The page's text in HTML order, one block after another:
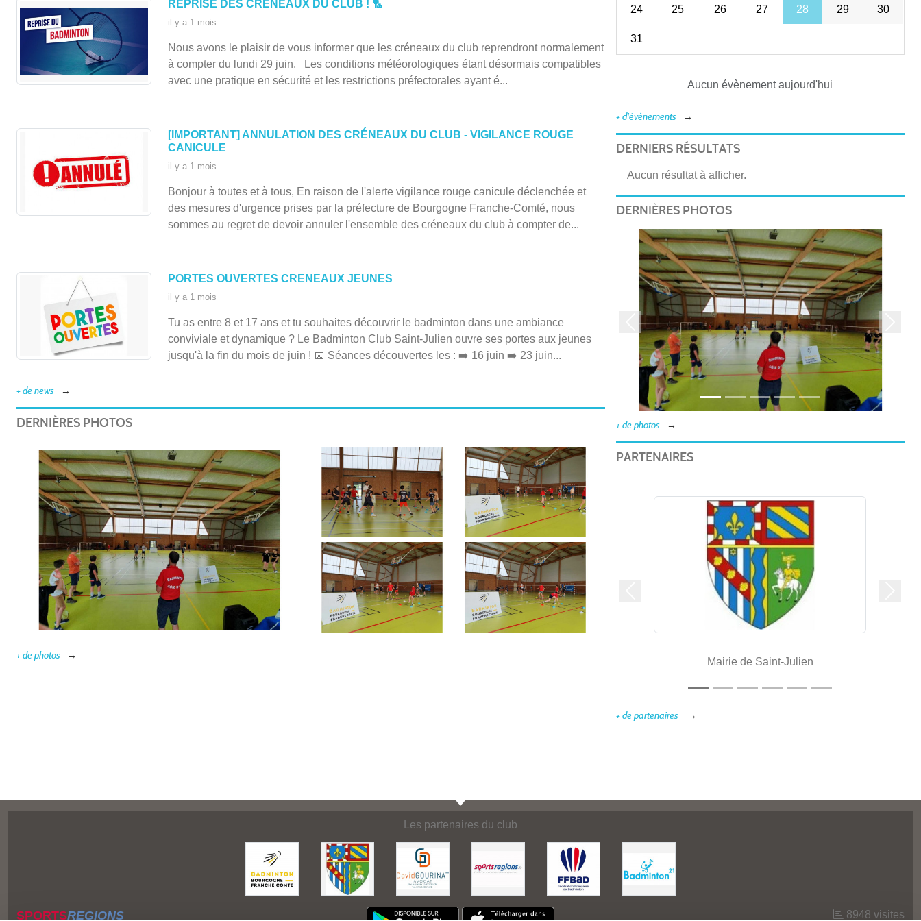
REPRISE DES CRÉNEAUX DU CLUB ! 🏸
il y a 1 mois
Nous avons le plaisir de vous informer que les créneaux du club reprendront normalement
à compter du lundi 29 juin. Les conditions météorologiques étant désormais compatibles
avec une pratique en sécurité et les restrictions préfectorales ayant é...
[IMPORTANT] ANNULATION DES CRÉNEAUX DU CLUB - VIGILANCE ROUGE
CANICULE
il y a 1 mois
Bonjour à toutes et à tous, En raison de l'alerte vigilance rouge canicule déclenchée et
des mesures d'urgence prises par la préfecture de Bourgogne Franche-Comté, nous
sommes au regret de devoir annuler l'ensemble des créneaux du club à compter de...
PORTES OUVERTES CRENEAUX JEUNES
il y a 1 mois
Tu as entre 8 et 17 ans et tu souhaites découvrir le badminton dans une ambiance
conviviale et dynamique ? Le Badminton Club Saint-Julien ouvre ses portes aux jeunes
jusqu'à la fin du mois de juin ! 📅 Séances découvertes les : ➡️ 16 juin ➡️ 23 juin...
+ de news
DERNIÈRES PHOTOS
+ de photos
24 25 26 27 28 29 30
31
Aucun évènement aujourd'hui
+ d'évènements
DERNIERS RÉSULTATS
Aucun résultat à afficher.
DERNIÈRES PHOTOS
Précedent
+ de photos
PARTENAIRES
Mairie de Saint-Julien
+ de partenaires
Les partenaires du club
SPORTSREGIONS 8948 visites